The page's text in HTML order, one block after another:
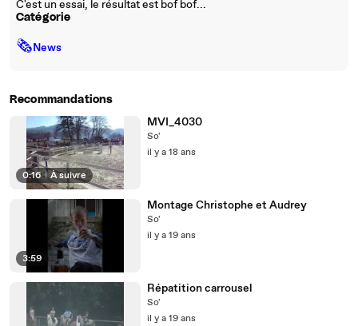
C'est un essai, le résultat est bof bof...
Catégorie
🗞News
Recommandations
0:16 | À suivre
MVI_4030
So'
il y a 18 ans
3:59
Montage Christophe et Audrey
So'
il y a 19 ans
Répatition carrousel
So'
il y a 19 ans